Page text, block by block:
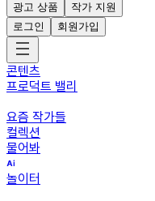
광고 상품
작가 지원
로그인
회원가입
콘텐츠
프로덕트 밸리
요즘 작가들
컬렉션
물어봐
놀이터